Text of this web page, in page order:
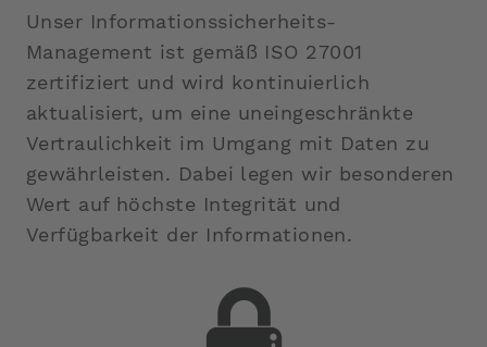
Unser Informationssicherheits-
Management ist gemäß ISO 27001
zertifiziert und wird kontinuierlich
aktualisiert, um eine uneingeschränkte
Vertraulichkeit im Umgang mit Daten zu
gewährleisten. Dabei legen wir besonderen
Wert auf höchste Integrität und
Verfügbarkeit der Informationen.